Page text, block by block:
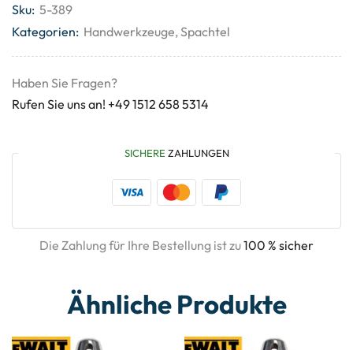
Sku: 5-389
Kategorien: Handwerkzeuge, Spachtel
Haben Sie Fragen?
Rufen Sie uns an! +49 1512 658 5314
SICHERE ZAHLUNGEN
Die Zahlung für Ihre Bestellung ist zu100 % sicher
Ähnliche Produkte